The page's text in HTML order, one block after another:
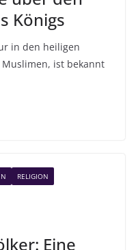
Königs
in den heiligen
ist bekannt
RELIGION
Eine